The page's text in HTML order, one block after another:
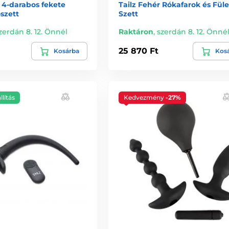
4-darabos fekete
8. 12. Önnél
Kosárba
Tailz Fehér Rókafarok és
Szett
Raktáron, szerdán 8. 12. Önnél
25 870 Ft
Kedvezmény -27%